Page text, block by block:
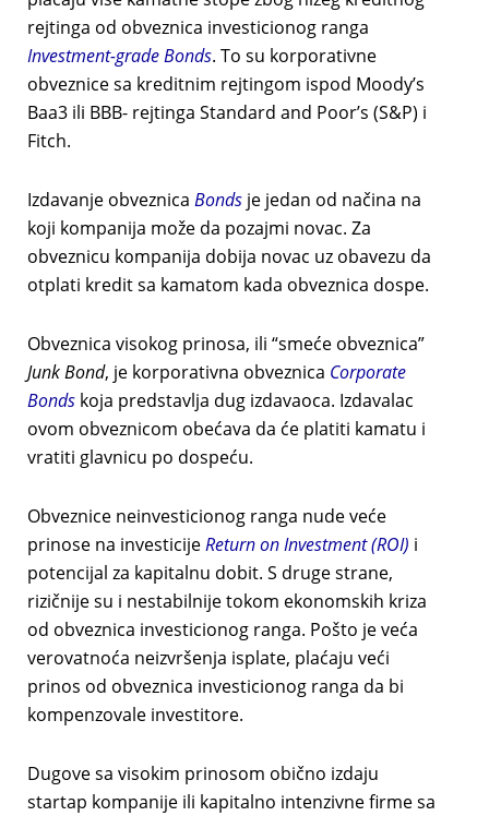
rejtinga od obveznica investicionog ranga
Investment-grade Bonds. To su korporativne
obveznice sa kreditnim rejtingom ispod Moody’s
Baa3 ili BBB- rejtinga Standard and Poor’s (S&P) i
Fitch.
Izdavanje obveznica Bonds je jedan od načina na
koji kompanija može da pozajmi novac. Za
obveznicu kompanija dobija novac uz obavezu da
otplati kredit sa kamatom kada obveznica dospe.
Obveznica visokog prinosa, ili “smeće obveznica”
Junk Bond, je korporativna obveznica Corporate
Bondskoja predstavlja dug izdavaoca. Izdavalac
ovom obveznicom obećava da će platiti kamatu i
vratiti glavnicu po dospeću.
Obveznice neinvesticionog ranga nude veće
prinose na investicijeReturn on Investment (ROI) i
potencijal za kapitalnu dobit. S druge strane,
rizičnije su i nestabilnije tokom ekonomskih kriza
od obveznica investicionog ranga. Pošto je veća
verovatnoća neizvršenja isplate, plaćaju veći
prinos od obveznica investicionog ranga da bi
kompenzovale investitore.
Dugove sa visokim prinosom obično izdaju
startap kompanije ili kapitalno intenzivne firme sa